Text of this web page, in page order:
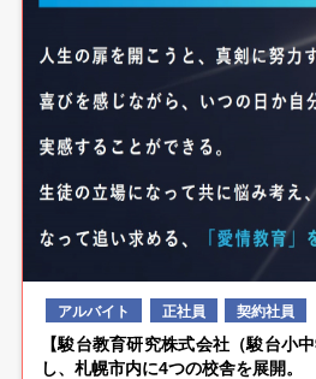
アルバイト 正社員 契約社員
【駿台教育研究株式会社（駿台小
し、札幌市内に4つの校舎を展開。